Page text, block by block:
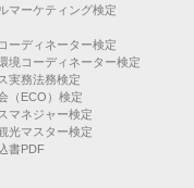
マーケティング検定
ーディネーター検定
境コーディネーター検定
実務法務検定
（ECO）検定
マネジャー検定
光マスター検定
書PDF